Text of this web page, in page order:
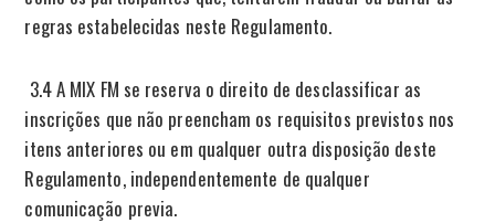
regras estabelecidas neste Regulamento.
3.4 A MIX FM se reserva o direito de desclassificar as
inscrições que não preencham os requisitos previstos nos
itens anteriores ou em qualquer outra disposição deste
Regulamento, independentemente de qualquer
comunicação previa.